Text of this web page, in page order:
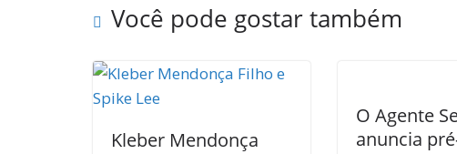
k
Você pode gostar também
Kleber Mendonça
O Agente
anuncia